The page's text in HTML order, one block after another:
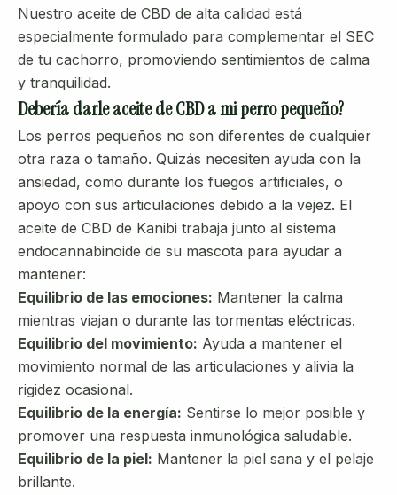
Nuestro aceite de CBD de alta calidad está
especialmente formulado para complementar el SEC
de tu cachorro, promoviendo sentimientos de calma
y tranquilidad.
Debería darle aceite de CBD a mi perro pequeño?
Los perros pequeños no son diferentes de cualquier
otra raza o tamaño. Quizás necesiten ayuda con la
ansiedad, como durante los fuegos artificiales, o
apoyo con sus articulaciones debido a la vejez. El
aceite de CBD de Kanibi trabaja junto al sistema
endocannabinoide de su mascota para ayudar a
mantener:
Equilibrio de las emociones: Mantener la calma
mientras viajan o durante las tormentas eléctricas.
Equilibrio del movimiento: Ayuda a mantener el
movimiento normal de las articulaciones y alivia la
rigidez ocasional.
Equilibrio de la energía: Sentirse lo mejor posible y
promover una respuesta inmunológica saludable.
Equilibrio de la piel: Mantener la piel sana y el pelaje
brillante.